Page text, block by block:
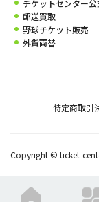
チケットセンター公
郵送買取
野球チケット販売
外貨両替
特定商取引
Copyright © ticket-